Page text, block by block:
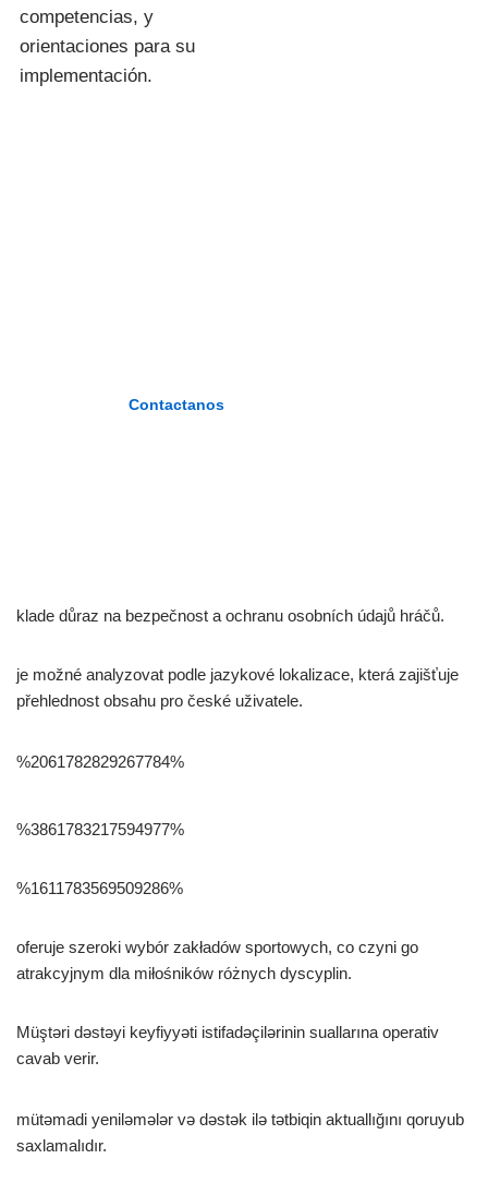
competencias, y
orientaciones para su
implementación.
Contactanos
klade důraz na bezpečnost a ochranu osobních údajů hráčů.
je možné analyzovat podle jazykové lokalizace, která zajišťuje
přehlednost obsahu pro české uživatele.
%2061782829267784%
%3861783217594977%
%1611783569509286%
oferuje szeroki wybór zakładów sportowych, co czyni go
atrakcyjnym dla miłośników różnych dyscyplin.
Müştəri dəstəyi keyfiyyəti istifadəçilərinin suallarına operativ
cavab verir.
mütəmadi yeniləmələr və dəstək ilə tətbiqin aktuallığını qoruyub
saxlamalıdır.